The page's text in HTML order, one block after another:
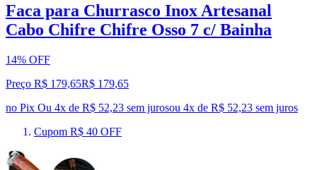
Faca para Churrasco Inox Artesanal
Cabo Chifre Chifre Osso 7 c/ Bainha
14% OFF
Preço R$ 179,65R$ 179,65
no Pix Ou 4x de R$ 52,23 sem jurosou 4x de R$ 52,23 sem juros
Cupom R$ 40 OFF